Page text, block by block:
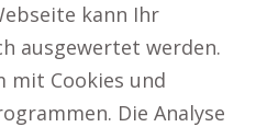
kann Ihr
ausgewertet werden.
mit Cookies und
Die Analyse